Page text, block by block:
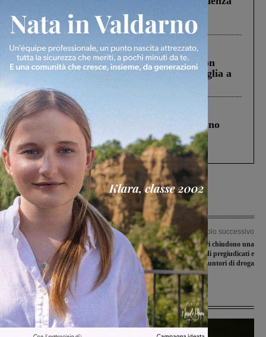
Pnrr, il gruppo di Fratelli d’Italia: “Un
ringraziamento al Governo”
Cronaca 3 Agosto 2026
Scomparso da una struttura di Castiglion
Fiorentino l’uomo che aveva ucciso la figlia a
Levane nel 2020
Cronaca 4 Agosto 2026
Un anno fa la strage in A1 in cui morirono
Gianni, Giulia e Franco. Lo schianto, il
processo, lo stop ai sorpassi fra tir....
Articolo precedente
Uscito il concorso per pediatria e
neonatologia della Gruccia, Vadi:
“Una buona notizia”
Articolo successivo
Figline, i carabinieri chiudono una
pizzeria ritrovo di pregiudicati e
assuntori di droga
Ultime Notizie